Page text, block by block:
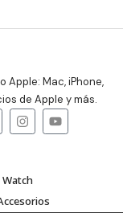
Apple: Mac, iPhone,
de Apple y más.